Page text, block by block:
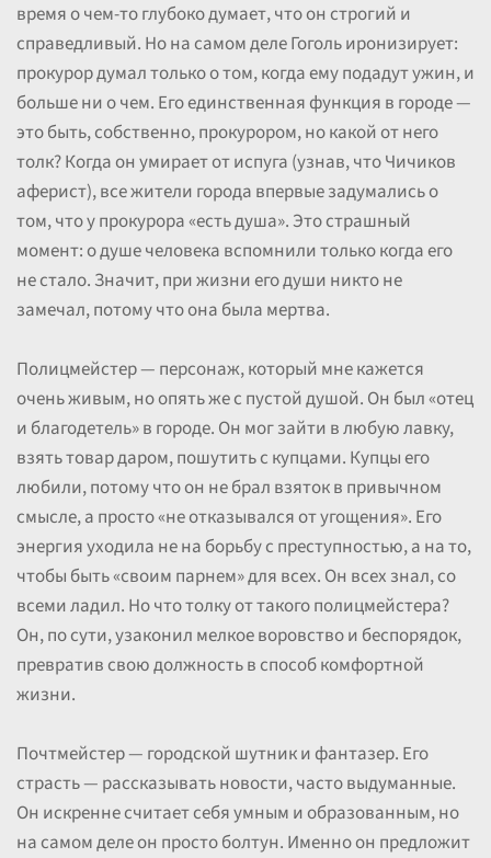
время о чем-то глубоко думает, что он строгий и
справедливый. Но на самом деле Гоголь иронизирует:
прокурор думал только о том, когда ему подадут ужин, и
больше ни о чем. Его единственная функция в городе —
это быть, собственно, прокурором, но какой от него
толк? Когда он умирает от испуга (узнав, что Чичиков
аферист), все жители города впервые задумались о
том, что у прокурора «есть душа». Это страшный
момент: о душе человека вспомнили только когда его
не стало. Значит, при жизни его души никто не
замечал, потому что она была мертва.
Полицмейстер — персонаж, который мне кажется
очень живым, но опять же с пустой душой. Он был «отец
и благодетель» в городе. Он мог зайти в любую лавку,
взять товар даром, пошутить с купцами. Купцы его
любили, потому что он не брал взяток в привычном
смысле, а просто «не отказывался от угощения». Его
энергия уходила не на борьбу с преступностью, а на то,
чтобы быть «своим парнем» для всех. Он всех знал, со
всеми ладил. Но что толку от такого полицмейстера?
Он, по сути, узаконил мелкое воровство и беспорядок,
превратив свою должность в способ комфортной
жизни.
Почтмейстер — городской шутник и фантазер. Его
страсть — рассказывать новости, часто выдуманные.
Он искренне считает себя умным и образованным, но
на самом деле он просто болтун. Именно он предложит